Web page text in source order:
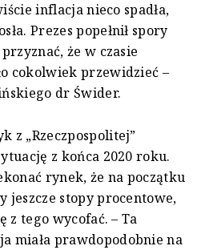
inflacja nieco spadła,
Prezes popełnił spory
że w czasie
cokolwiek przewidzieć –
dr Świder.
z „Rzeczpospolitej”
z końca 2020 roku.
rynek, że na początku
jeszcze stopy procentowe,
z tego wycofać. – Ta
miała prawdopodobnie na